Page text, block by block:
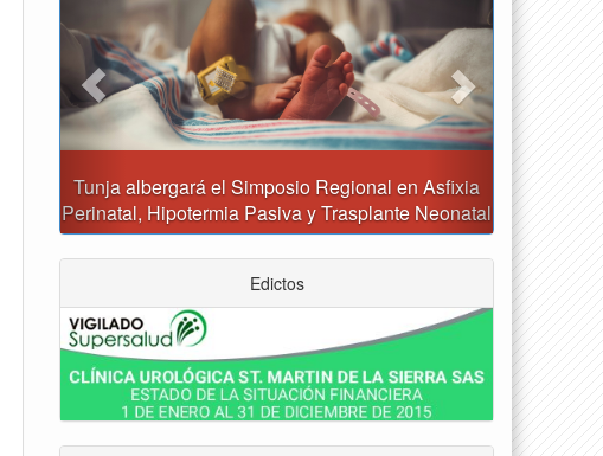
Reporte del tiempo en Boyacá para el sábado
Edictos